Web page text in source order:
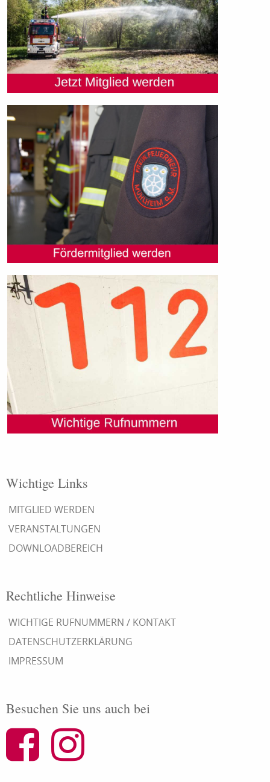
Wichtige Links
MITGLIED WERDEN
VERANSTALTUNGEN
DOWNLOADBEREICH
Rechtliche Hinweise
WICHTIGE RUFNUMMERN / KONTAKT
DATENSCHUTZERKLÄRUNG
IMPRESSUM
Besuchen Sie uns auch bei